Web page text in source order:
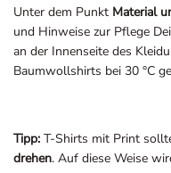
Unter dem Punkt Material
und Hinweise zur Pflege
an der Innenseite des
Baumwollshirts bei 30 °C
Tipp: T-Shirts mit Print
drehen. Auf diese Weise